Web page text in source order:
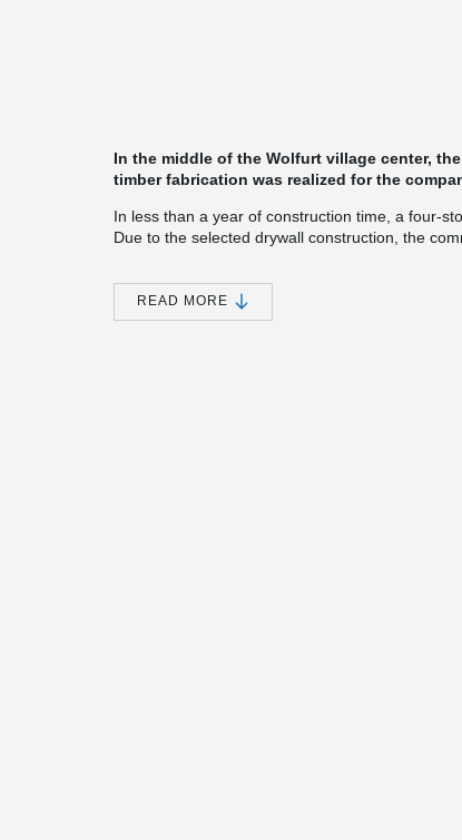
In the middle of the Wolfurt village center,
timber fabrication was realized for the
In less than a year of construction time, a four-
Due to the selected drywall construction, the
With the innovative DELTABEAM
special fire protection requirements during
READ MORE